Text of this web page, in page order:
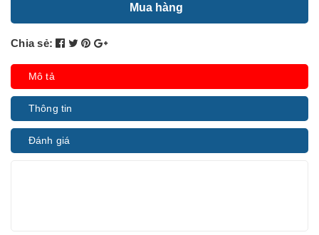
Mua hàng
Chia sẻ:
Mô tả
Thông tin
Đánh giá